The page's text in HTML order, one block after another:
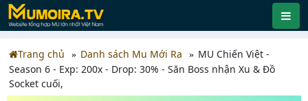
Trang chủ Danh sách Mu Mới Ra
MU Chiến Việt -
Season 6 - Exp: 200x - Drop: 30% - Săn Boss nhận Xu & Đồ
Socket cuối,